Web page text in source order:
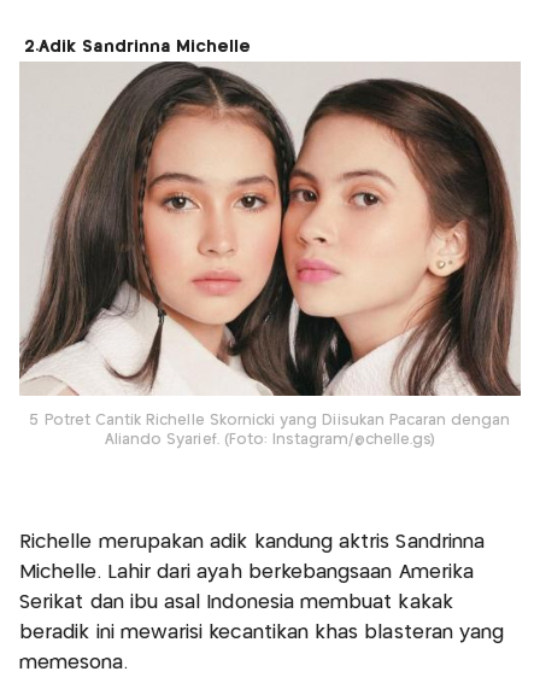
2.Adik Sandrinna Michelle
5 Potret Cantik Richelle Skornicki yang Diisukan Pacaran dengan
Aliando Syarief. (Foto: Instagram/@chelle.gs)
Richelle merupakan adik kandung aktris Sandrinna
Michelle. Lahir dari ayah berkebangsaan Amerika
Serikat dan ibu asal Indonesia membuat kakak
beradik ini mewarisi kecantikan khas blasteran yang
memesona.